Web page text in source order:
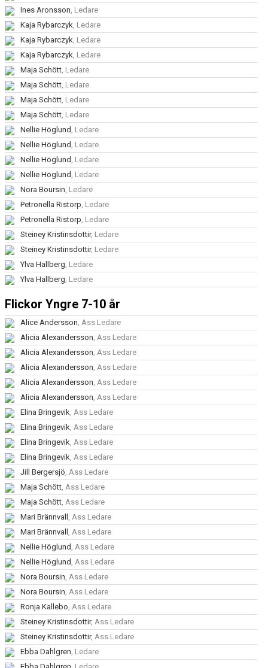
Ines Aronsson, Ledare
Kaja Rybarczyk, Ledare
Kaja Rybarczyk, Ledare
Kaja Rybarczyk, Ledare
Maja Schött, Ledare
Maja Schött, Ledare
Maja Schött, Ledare
Maja Schött, Ledare
Nellie Höglund , Ledare
Nellie Höglund , Ledare
Nellie Höglund , Ledare
Nellie Höglund , Ledare
Nora Boursin, Ledare
Petronella Ristorp, Ledare
Petronella Ristorp, Ledare
Steiney Kristinsdottir, Ledare
Steiney Kristinsdottir, Ledare
Ylva Hallberg, Ledare
Ylva Hallberg, Ledare
Flickor Yngre 7-10 år
Alice Andersson, Ass Ledare
Alicia Alexandersson, Ass Ledare
Alicia Alexandersson, Ass Ledare
Alicia Alexandersson, Ass Ledare
Alicia Alexandersson, Ass Ledare
Alicia Alexandersson, Ass Ledare
Elina Bringevik, Ass Ledare
Elina Bringevik, Ass Ledare
Elina Bringevik, Ass Ledare
Elina Bringevik, Ass Ledare
Jill Bergersjö, Ass Ledare
Maja Schött, Ass Ledare
Maja Schött, Ass Ledare
Mari Brännvall , Ass Ledare
Mari Brännvall , Ass Ledare
Nellie Höglund , Ass Ledare
Nellie Höglund , Ass Ledare
Nora Boursin, Ass Ledare
Nora Boursin, Ass Ledare
Ronja Kallebo, Ass Ledare
Steiney Kristinsdottir, Ass Ledare
Steiney Kristinsdottir, Ass Ledare
Ebba Dahlgren, Ledare